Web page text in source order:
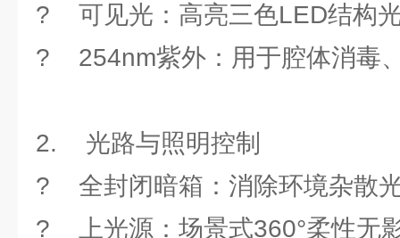
? 可见光：高亮三色LED结构
? 254nm紫外：用于腔体消毒
2. 光路与照明控制
? 全封闭暗箱：消除环境杂散
? 上光源：场景式360°柔性无